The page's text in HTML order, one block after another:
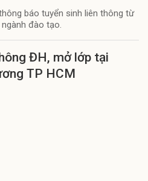
báo tuyển sinh liên thông từ
đào tạo.
ĐH, mở lớp tại
TP HCM